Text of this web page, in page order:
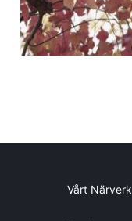
Vårt Närverk